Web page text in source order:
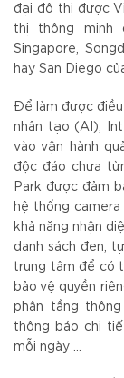
đại đô thị được
thị thông minh
Singapore,
hay San Diego
Để làm được
nhân tạo (AI),
vào vận hành
độc đáo chưa
Park được đảm
hệ thống
khả năng nhận
danh sách đen,
trung tâm để có
bảo vệ quyền
phân tầng
thông báo chi
mỗi ngày …